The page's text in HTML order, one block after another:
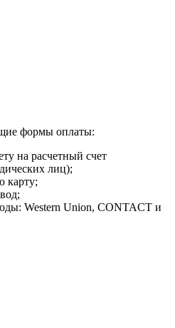
формы оплаты:
на расчетный счет
лиц);
карту;
Western Union, CONTACT и